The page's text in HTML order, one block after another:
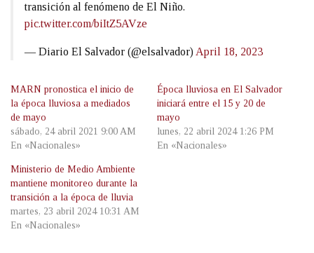
transición al fenómeno de El Niño.
pic.twitter.com/biItZ5AVze
— Diario El Salvador (@elsalvador) April 18, 2023
MARN pronostica el inicio de
la época lluviosa a mediados
de mayo
sábado, 24 abril 2021 9:00 AM
En «Nacionales»
Época lluviosa en El Salvador
iniciará entre el 15 y 20 de
mayo
lunes, 22 abril 2024 1:26 PM
En «Nacionales»
Ministerio de Medio Ambiente
mantiene monitoreo durante la
transición a la época de lluvia
martes, 23 abril 2024 10:31 AM
En «Nacionales»